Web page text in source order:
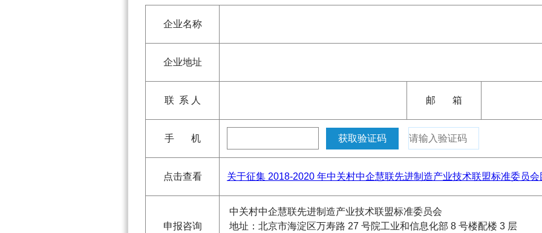
企业名称
企业地址
联 系 人 邮 箱
手 机
点击查看 关于征集 2018-2020 年中关村中企慧联先进制造产业技术联盟标准委员
申报咨询
中关村中企慧联先进制造产业技术联盟标准委员会
地址：北京市海淀区万寿路 27 号院工业和信息化部 8 号楼配楼 3 层